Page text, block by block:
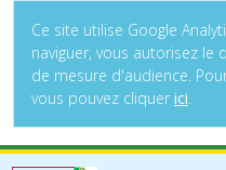
Ce site utilise Google
naviguer, vous autorisez
de mesure d'audience.
vous pouvez cliquer ici.